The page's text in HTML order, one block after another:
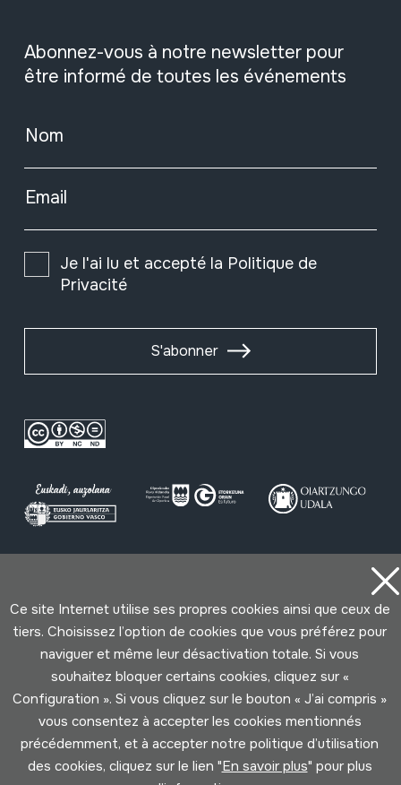
Abonnez-vous à notre newsletter pour
être informé de toutes les événements
Nom
Email
Je l'ai lu et accepté la Politique de
Privacité
S'abonner
Cookies politique
Développé par Lotura
Ce site Internet utilise ses propres cookies ainsi que ceux de
tiers. Choisissez l’option de cookies que vous préférez pour
naviguer et même leur désactivation totale. Si vous
souhaitez bloquer certains cookies, cliquez sur «
Configuration ». Si vous cliquez sur le bouton « J’ai compris »
vous consentez à accepter les cookies mentionnés
précédemment, et à accepter notre politique d’utilisation
des cookies, cliquez sur le lien "En savoir plus" pour plus